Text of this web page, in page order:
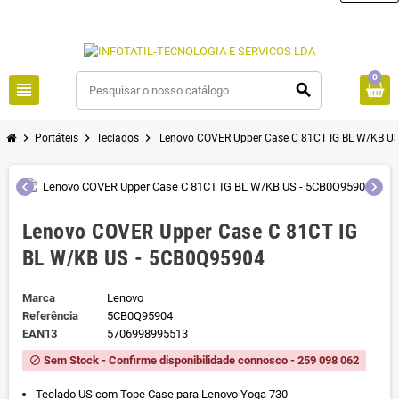
view_headline search
0
chevron_right Portáteis chevron_right Teclados chevron_right Lenovo COVER Upper Case C 81CT IG BL W/KB
chevron_left chevron_right
Lenovo COVER Upper Case C 81CT IG
BL W/KB US - 5CB0Q95904
Marca
Lenovo
Referência
5CB0Q95904
EAN13
5706998995513
block Sem Stock - Confirme disponibilidade connosco - 259 098 062
Teclado US com Tope Case para Lenovo Yoga 730